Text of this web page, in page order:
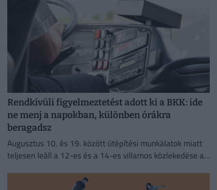
Rendkívüli figyelmeztetést adott ki a BKK: ide
ne menj a napokban, különben órákra
beragadsz
Augusztus 10. és 19. között útépítési munkálatok miatt
teljesen leáll a 12-es és a 14-es villamos közlekedése a